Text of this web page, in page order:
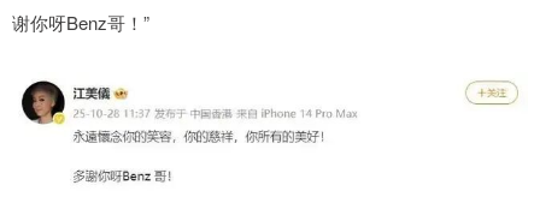
谢你呀Benz哥！”